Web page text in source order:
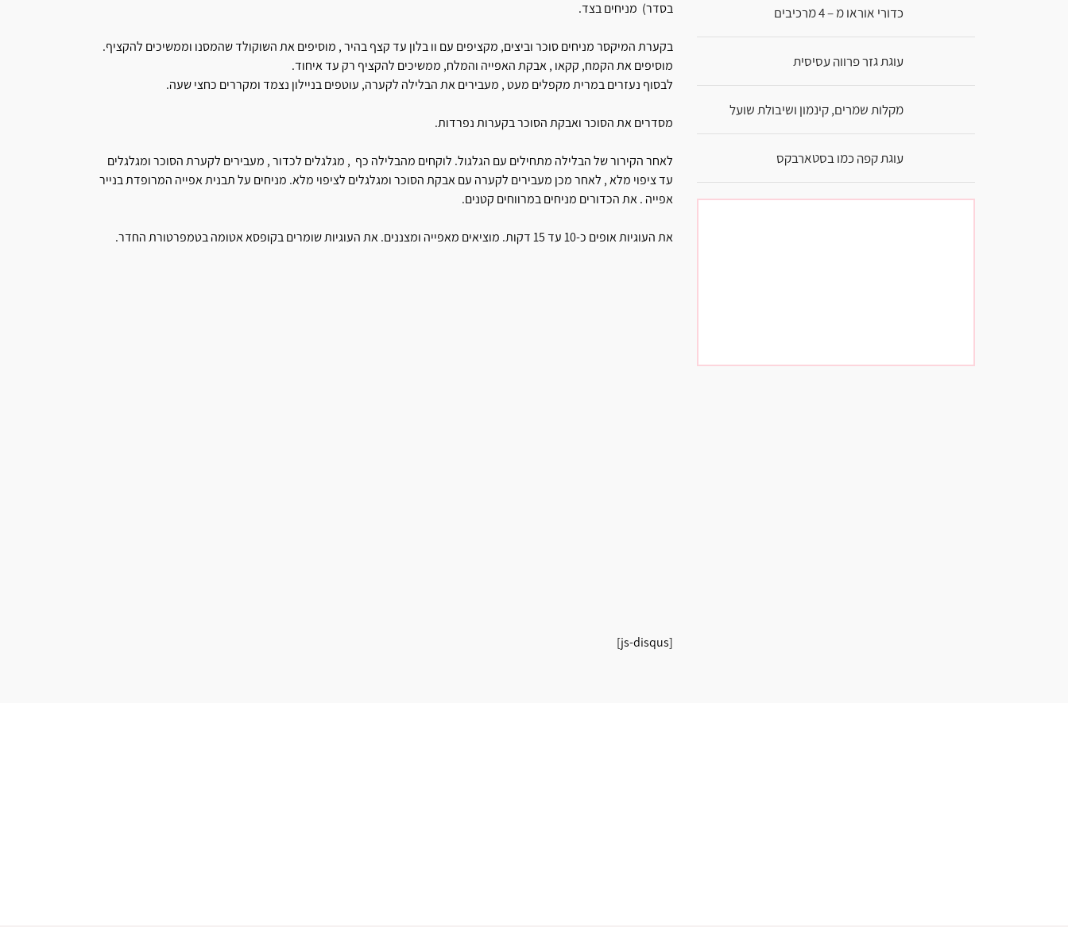
כדורי אוראו מ – 4 מרכיבים
עוגת גזר פרווה עסיסית
מקלות שמרים, קינמון ושיבולת שועל
עוגת קפה כמו בסטארבקס
בסדר) מניחים בצד.
בקערת המיקסר מניחים סוכר וביצים, מקציפים עם וו בלון עד קצף בהיר , מוסיפים את השוקולד שהמסנו וממשיכים להקציף.
מוסיפים את הקמח, קקאו , אבקת האפייה והמלח, ממשיכים להקציף רק עד איחוד.
לבסוף נעזרים במרית מקפלים מעט , מעבירים את הבלילה לקערה, עוטפים בניילון נצמד ומקררים כחצי שעה.
מסדרים את הסוכר ואבקת הסוכר בקערות נפרדות.
לאחר הקירור של הבלילה מתחילים עם הגלגול. לוקחים מהבלילה כף , מגלגלים לכדור , מעבירים לקערת הסוכר ומגלגלים
עד ציפוי מלא , לאחר מכן מעבירים לקערה עם אבקת הסוכר ומגלגלים לציפוי מלא. מניחים על תבנית אפייה המרופדת בנייר
אפייה . את הכדורים מניחים במרווחים קטנים.
את העוגיות אופים כ-10 עד 15 דקות. מוציאים מאפייה ומצננים. את העוגיות שומרים בקופסא אטומה בטמפרטורת החדר.
[js-disqus]